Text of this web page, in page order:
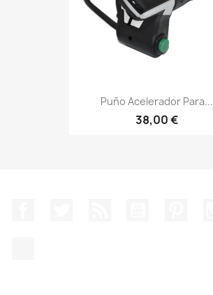
Puño Acelerador Para...
38,00 €